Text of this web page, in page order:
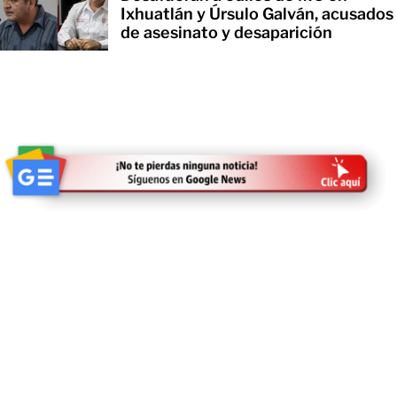
Ixhuatlán y Úrsulo Galván, acusados
de asesinato y desaparición